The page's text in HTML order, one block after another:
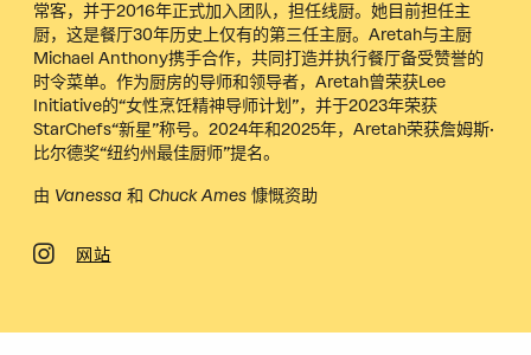
常客，并于2016年正式加入团队，担任线厨。她目前担任主
厨，这是餐厅30年历史上仅有的第三任主厨。Aretah与主厨
Michael Anthony携手合作，共同打造并执行餐厅备受赞誉的
时令菜单。作为厨房的导师和领导者，Aretah曾荣获Lee
Initiative的“女性烹饪精神导师计划”，并于2023年荣获
StarChefs“新星”称号。2024年和2025年，Aretah荣获詹姆斯·
比尔德奖“纽约州最佳厨师”提名。
由 Vanessa 和 Chuck Ames 慷慨资助
网站